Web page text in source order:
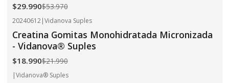
$29.990$53.970
OFF
20240612|Vidanova Suples
Creatina Gomitas Monohidratada Micronizada
- Vidanova® Suples
$18.990$21.990
|Vidanova® Suples